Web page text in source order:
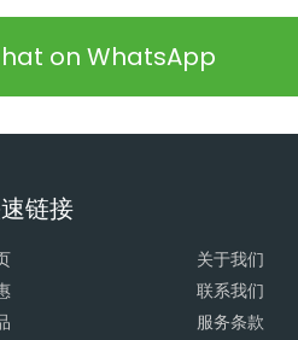
on WhatsApp
链接
关于我们
联系我们
服务条款